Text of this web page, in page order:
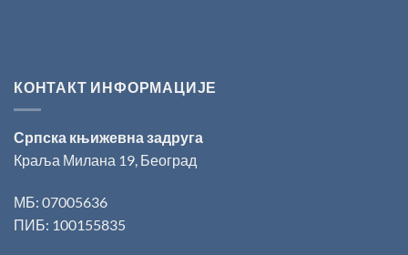
КОНТАКТ ИНФОРМАЦИЈЕ
Српска књижевна задруга
Краља Милана 19, Београд
МБ: 07005636
ПИБ: 100155835